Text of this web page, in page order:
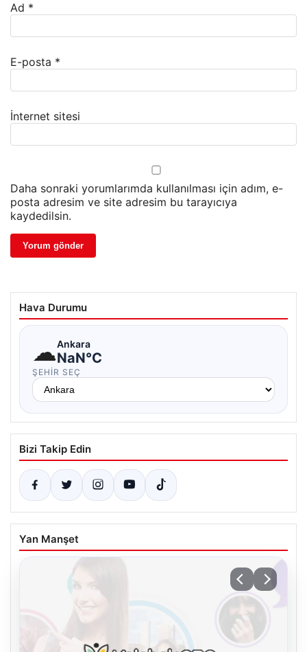
Ad *
E-posta *
İnternet sitesi
Daha sonraki yorumlarımda kullanılması için adım, e-
posta adresim ve site adresim bu tarayıcıya
kaydedilsin.
Hava Durumu
☁Ankara
NaN°C
ŞEHIR SEÇ
Bizi Takip Edin
Yan Manşet